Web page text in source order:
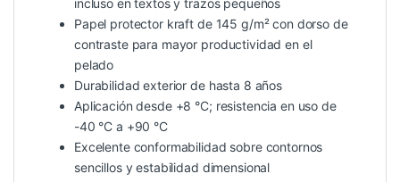
incluso en textos y trazos pequeños
Papel protector kraft de 145 g/m² con dorso de
contraste para mayor productividad en el
pelado
Durabilidad exterior de hasta 8 años
Aplicación desde +8 °C; resistencia en uso de
-40 °C a +90 °C
Excelente conformabilidad sobre contornos
sencillos y estabilidad dimensional